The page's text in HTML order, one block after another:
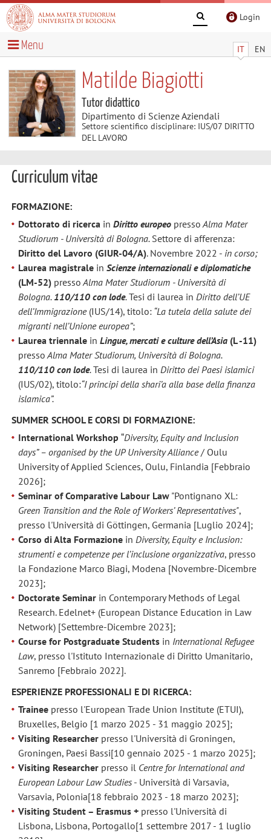
Login
IT EN
Menu
Matilde Biagiotti
Tutor didattico
Dipartimento di Scienze Aziendali
Settore scientifico disciplinare: IUS/07 DIRITTO
DEL LAVORO
Curriculum vitae
FORMAZIONE:
Dottorato di ricerca in Diritto europeo presso Alma Mater
Studiorum - Università di Bologna. Settore di afferenza:
Diritto del Lavoro (GIUR-04/A). Novembre 2022 - in corso;
Laurea magistrale in Scienze internazionali e diplomatiche
(LM-52) presso Alma Mater Studiorum - Università di
Bologna. 110/110 con lode.Tesi di laurea in Diritto dell’UE
dell’Immigrazione (IUS/14), titolo: “La tutela della salute dei
migranti nell’Unione europea”;
Laurea triennale in Lingue, mercati e culture dell’Asia (L -11)
presso Alma Mater Studiorum, Università di Bologna.
110/110 con lode.Tesi di laurea in Diritto dei Paesi islamici
(IUS/02), titolo:“I principi della shari’a alla base della finanza
islamica”.
SUMMER SCHOOL E CORSI DI FORMAZIONE:
International Workshop“Diversity, Equity and Inclusion
days” –organised by the UP University Alliance/ Oulu
University of Applied Sciences, Oulu, Finlandia [Febbraio
2026];
Seminar of Comparative Labour Law "Pontignano XL:
Green Transition and the Role of Workers’ Representatives",
presso l'Università di Göttingen, Germania [Luglio 2024];
Corso di Alta Formazione in Diversity, Equity e Inclusion:
strumenti e competenze per l’inclusione organizzativa, presso
la Fondazione Marco Biagi, Modena [Novembre-Dicembre
2023];
Doctorate Seminar in Contemporary Methods of Legal
Research. Edelnet+ (European Distance Education in Law
Network) [Settembre-Dicembre 2023];
Course for Postgraduate Students in International Refugee
Law, presso l'Istituto Internazionale di Diritto Umanitario,
Sanremo [Febbraio 2022].
ESPERIENZE PROFESSIONALI E DI RICERCA:
Trainee presso l'European Trade Union Institute (ETUI),
Bruxelles, Belgio [1 marzo 2025 - 31 maggio 2025];
Visiting Researcher presso l'Università di Groningen,
Groningen, Paesi Bassi[10 gennaio 2025 - 1 marzo 2025];
Visiting Researcher presso il Centre for International and
European Labour Law Studies - Università di Varsavia,
Varsavia, Polonia[18 febbraio 2023 - 18 marzo 2023];
Visiting Student – Erasmus + presso l'Università di
Lisbona, Lisbona, Portogallo[1 settembre 2017 - 1 luglio